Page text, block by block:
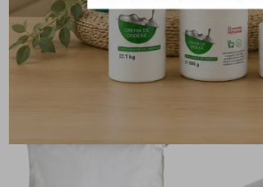
PRODUCTOS QUE TE